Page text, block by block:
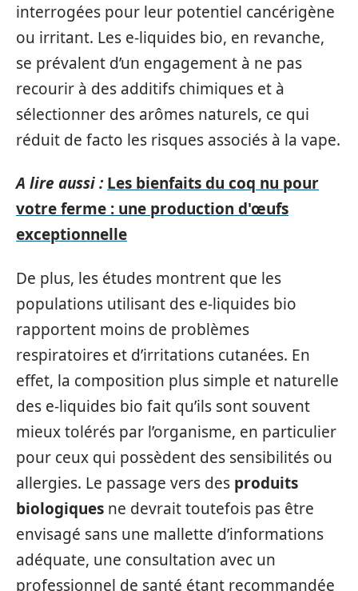
interrogées pour leur potentiel cancérigène
ou irritant. Les e-liquides bio, en revanche,
se prévalent d’un engagement à ne pas
recourir à des additifs chimiques et à
sélectionner des arômes naturels, ce qui
réduit de facto les risques associés à la vape.
A lire aussi : Les bienfaits du coq nu pour
votre ferme : une production d'œufs
exceptionnelle
De plus, les études montrent que les
populations utilisant des e-liquides bio
rapportent moins de problèmes
respiratoires et d’irritations cutanées. En
effet, la composition plus simple et naturelle
des e-liquides bio fait qu’ils sont souvent
mieux tolérés par l’organisme, en particulier
pour ceux qui possèdent des sensibilités ou
allergies. Le passage vers des produits
biologiques ne devrait toutefois pas être
envisagé sans une mallette d’informations
adéquate, une consultation avec un
professionnel de santé étant recommandée